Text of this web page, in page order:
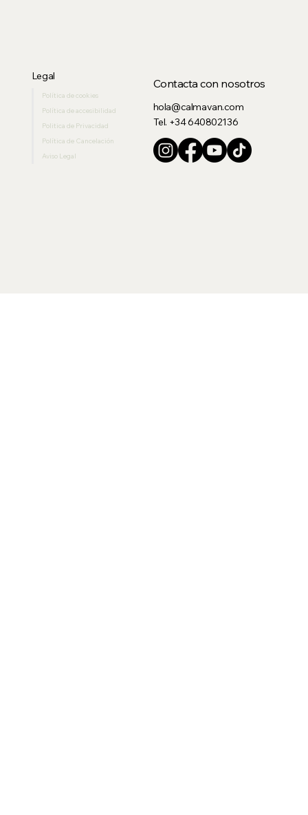
Legal
Política de cookies
Política de accesibilidad
Politica de Privacidad
Política de Cancelación
Aviso Legal
Contacta con nosotros
hola@calmavan.com
Tel. +34 640802136